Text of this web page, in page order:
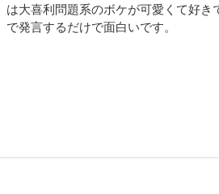
は大喜利問題系のボケが可愛くて好
で発言するだけで面白いです。